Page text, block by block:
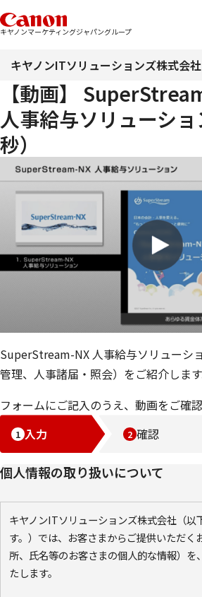
キヤノンマーケティングジャパングループ
キヤノンITソリューションズ株式会社
【動画】
人事給与ソリューシ
秒）
SuperStream-NX 人事給与ソリューシ
管理、人事諸届・照会）をご紹介します
フォームにご記入のうえ、動画をご確認
入力
確認
個人情報の取り扱いについて
キヤノンITソリューションズ株式会社（以
す。）では、お客さまからご提供いただく
所、氏名等のお客さまの個人的な情報）を
たします。